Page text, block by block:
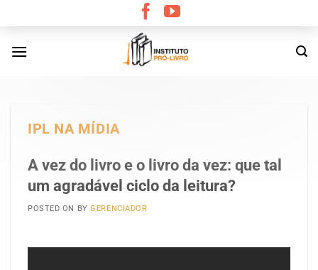
content
IPL NA MÍDIA
A vez do livro e o livro da vez: que tal
um agradável ciclo da leitura?
POSTED ON BYGERENCIADOR